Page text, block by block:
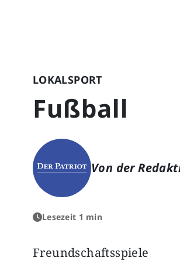
LOKALSPORT
Fußball
Von der
Lesezeit 1 min
Freundschaftsspiele